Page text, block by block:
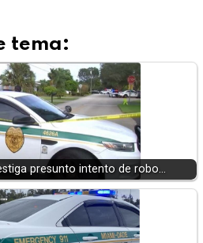
tema:
presunto intento de robo…